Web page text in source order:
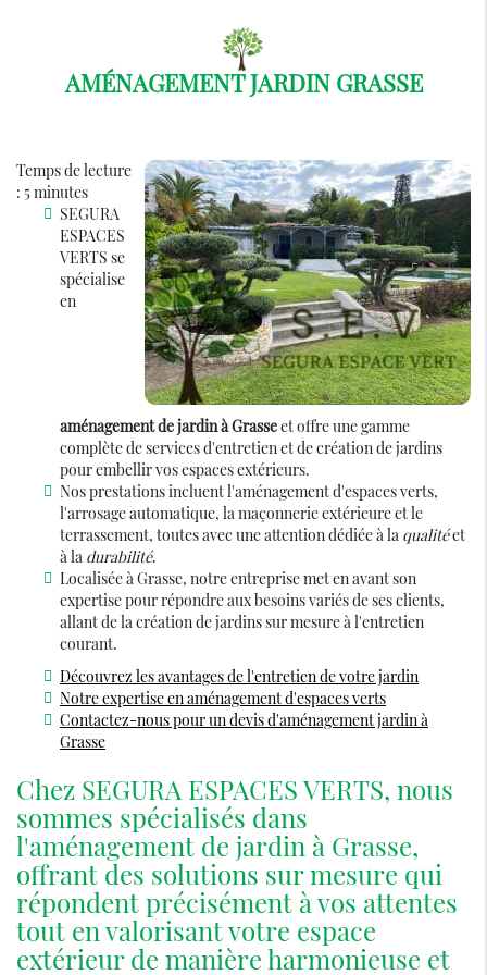
AMÉNAGEMENT JARDIN GRASSE
Temps de lecture
: 5 minutes
SEGURA
ESPACES
VERTS se
spécialise
en
aménagement de jardin à Grasseet offre une gamme
complète de services d'entretien et de création de jardins
pour embellir vos espaces extérieurs.
Nos prestations incluent l'aménagement d'espaces verts,
l'arrosage automatique, la maçonnerie extérieure et le
terrassement, toutes avec une attention dédiée à la qualitéet
à la durabilité.
Localisée à Grasse, notre entreprise met en avant son
expertise pour répondre aux besoins variés de ses clients,
allant de la création de jardins sur mesure à l'entretien
courant.
Découvrez les avantages de l'entretien de votre jardin
Notre expertise en aménagement d'espaces verts
Contactez-nous pour un devis d'aménagement jardin à
Grasse
Chez SEGURA ESPACES VERTS, nous
sommes spécialisés dans
l'aménagement de jardin à Grasse,
offrant des solutions sur mesure qui
répondent précisément à vos attentes
tout en valorisant votre espace
extérieur de manière harmonieuse et